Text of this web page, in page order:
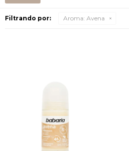
Filtrando por: Aroma: Avena